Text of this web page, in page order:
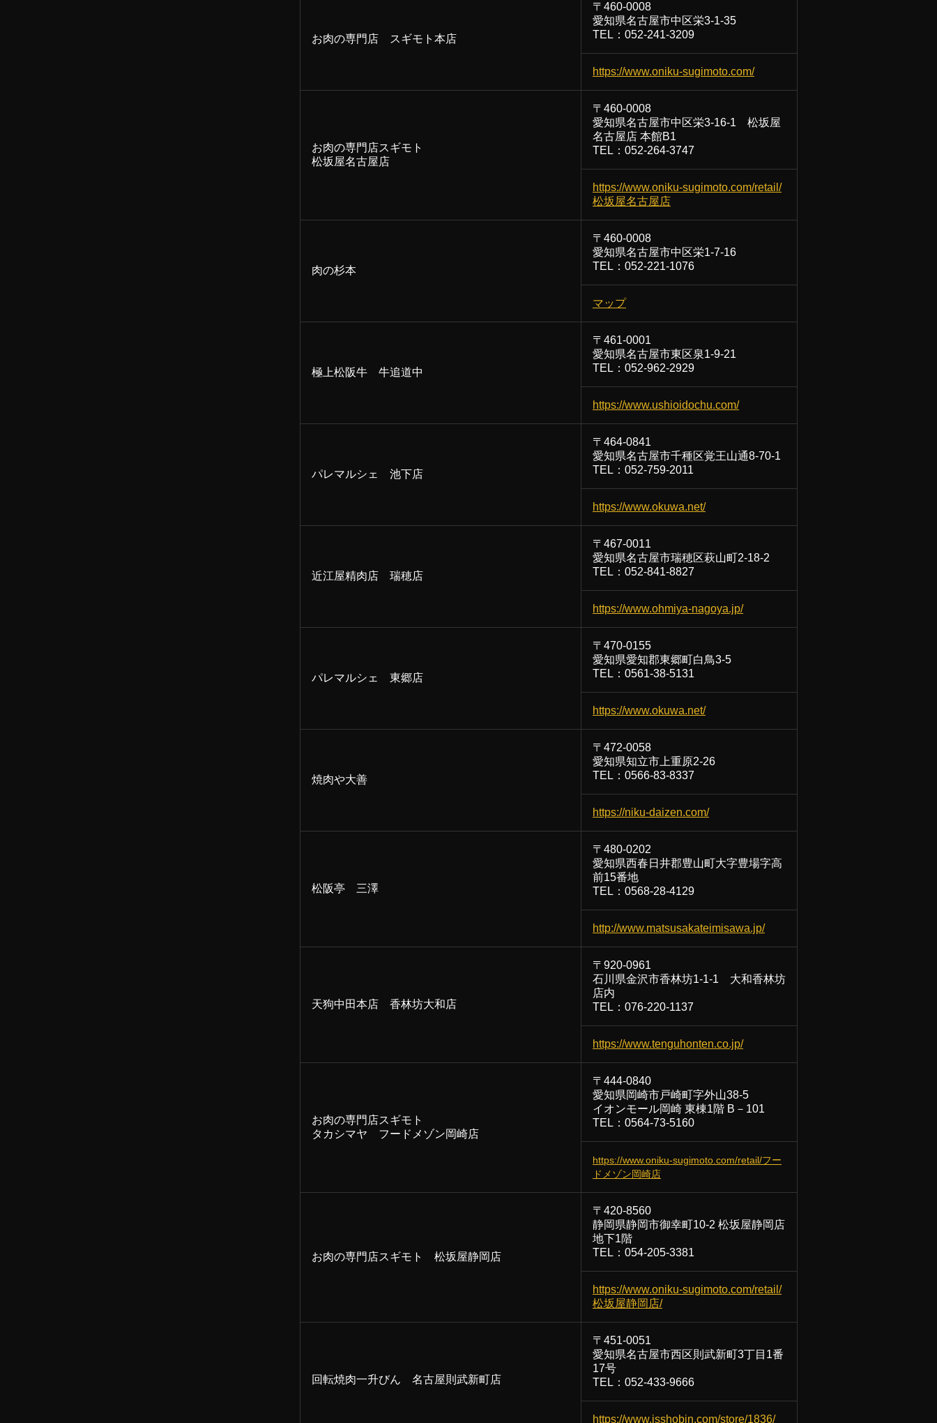
お肉の専門店 スギモト本店
〒460-0008
愛知県名古屋市中区栄3-1-35
TEL：052-241-3209
https://www.oniku-sugimoto.com/
お肉の専門店スギモト
松坂屋名古屋店
〒460-0008
愛知県名古屋市中区栄3-16-1 松坂屋
名古屋店 本館B1
TEL：052-264-3747
https://www.oniku-sugimoto.com/retail/
松坂屋名古屋店
肉の杉本
〒460-0008
愛知県名古屋市中区栄1-7-16
TEL：052-221-1076
マップ
極上松阪牛 牛追道中
〒461-0001
愛知県名古屋市東区泉1-9-21
TEL：052-962-2929
https://www.ushioidochu.com/
パレマルシェ 池下店
〒464-0841
愛知県名古屋市千種区覚王山通8-70-1
TEL：052-759-2011
https://www.okuwa.net/
近江屋精肉店 瑞穂店
〒467-0011
愛知県名古屋市瑞穂区萩山町2-18-2
TEL：052-841-8827
https://www.ohmiya-nagoya.jp/
パレマルシェ 東郷店
〒470-0155
愛知県愛知郡東郷町白鳥3-5
TEL：0561-38-5131
https://www.okuwa.net/
焼肉や大善
〒472-0058
愛知県知立市上重原2-26
TEL：0566-83-8337
https://niku-daizen.com/
松阪亭 三澤
〒480-0202
愛知県西春日井郡豊山町大字豊場字高
前15番地
TEL：0568-28-4129
http://www.matsusakateimisawa.jp/
天狗中田本店 香林坊大和店
〒920-0961
石川県金沢市香林坊1-1-1 大和香林坊
店内
TEL：076-220-1137
https://www.tenguhonten.co.jp/
お肉の専門店スギモト
タカシマヤ フードメゾン岡崎店
〒444-0840
愛知県岡崎市戸崎町字外山38-5
イオンモール岡崎 東棟1階 B－101
​TEL：0564-73-5160
https://www.oniku-sugimoto.com/retail/フー
ドメゾン岡崎店
お肉の専門店スギモト 松坂屋静岡店
〒420-8560
静岡県静岡市御幸町10-2 松坂屋静岡店
地下1階
TEL：054-205-3381
https://www.oniku-sugimoto.com/retail/
松坂屋静岡店/
回転焼肉一升びん 名古屋則武新町店
〒451-0051
愛知県名古屋市西区則武新町3丁目1番
17号
TEL：052-433-9666
https://www.isshobin.com/store/1836/